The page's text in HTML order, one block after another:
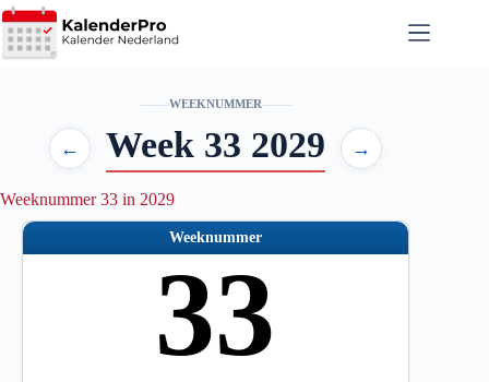
Ga
naar
de
WEEKNUMMER
← Week 33 2029 →
Weeknummer 33 in 2029
Weeknummer
33